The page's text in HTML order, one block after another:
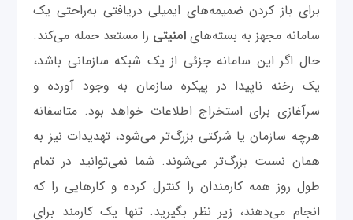
برای باز کردن ضمیمه‌های ایمیلی دریافتی به‌راحتی یک
سامانه مجهز به بسته‌های امنیتی را مستعد حمله می‌کند.
حال اگر این سامانه جزئی از یک شبکه سازمانی باشد،
یک رخنه ناپیدا در پیکره سازمان به وجود آورده و
سرآغازی برای استخراج اطلاعات خواهد بود. متاسفانه
هرچه سازمان‌ یا شرکتی بزرگ‌تر می‌شود، تهدیدات نیز به
همان نسبت بزرگ‌تر می‌شوند. شما نمی‌توانید در تمام
طول روز همه کارمندان را کنترل کرده و کارهایی را که
انجام می‌دهند، زیر نظر بگیرید. تنها یک کارمند برای